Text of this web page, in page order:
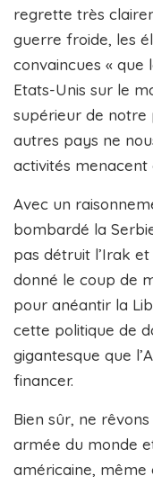
regrette très
guerre froide, les
convaincues «
Etats-Unis sur le
supérieur de notre
autres pays ne
activités menacent
Avec un
bombardé la
pas détruit l’Irak
donné le coup de
pour anéantir la
cette politique de
gigantesque que
financer.
Bien sûr, ne
armée du monde
américaine, même